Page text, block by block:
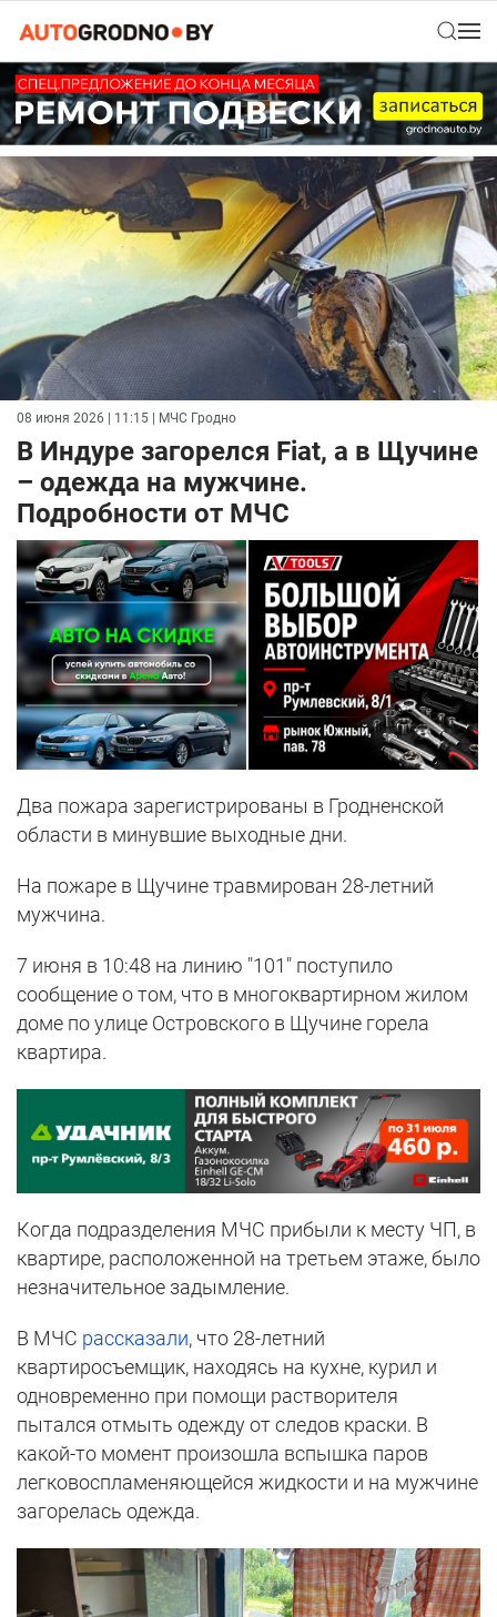
08 июня 2026 | 11:15 | МЧС Гродно
В Индуре загорелся Fiat, а в Щучине
– одежда на мужчине.
Подробности от МЧС
Два пожара зарегистрированы в Гродненской
области в минувшие выходные дни.
На пожаре в Щучине травмирован 28-летний
мужчина.
7 июня в 10:48 на линию "101" поступило
сообщение о том, что в многоквартирном жилом
доме по улице Островского в Щучине горела
квартира.
Когда подразделения МЧС прибыли к месту ЧП, в
квартире, расположенной на третьем этаже, было
незначительное задымление.
В МЧС рассказали, что 28-летний
квартиросъемщик, находясь на кухне, курил и
одновременно при помощи растворителя
пытался отмыть одежду от следов краски. В
какой-то момент произошла вспышка паров
легковоспламеняющейся жидкости и на мужчине
загорелась одежда.